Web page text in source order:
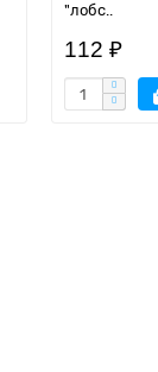
"лобс..
112 ₽